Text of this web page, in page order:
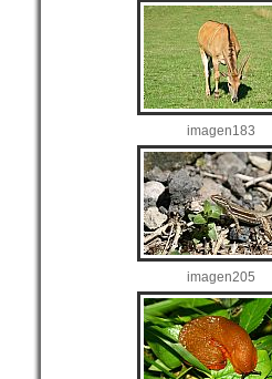
imagen183
imagen205